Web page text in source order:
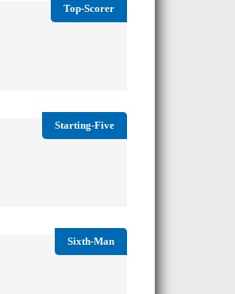
Top-Scorer
Starting-Five
Sixth-Man